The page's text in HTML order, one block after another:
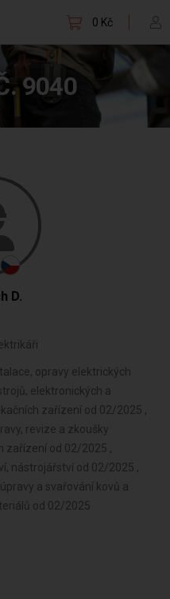
0 Kč
9040
D.
opravy elektrických
elektronických a
zařízení od 02/2025 ,
revize a zkoušky
zařízení od 02/2025 ,
nástrojářství od 02/2025 ,
a svařování kovů a
od 02/2025